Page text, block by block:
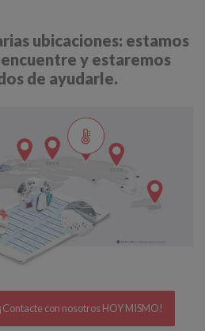
ubicaciones: estamos
y estaremos
de ayudarle.​
con nosotros HOY MISMO!